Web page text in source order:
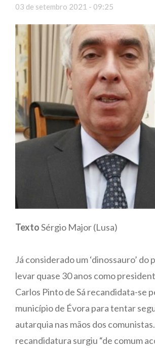
03 de setembro 2021 - 09:25
TextoSérgio Major (Lusa)
Já considerado um ‘dinossauro’ do
levar quase 30 anos como
Carlos Pinto de Sá recandidata-se
município de Évora para tentar
autarquia nas mãos dos
recandidatura surgiu “de comum